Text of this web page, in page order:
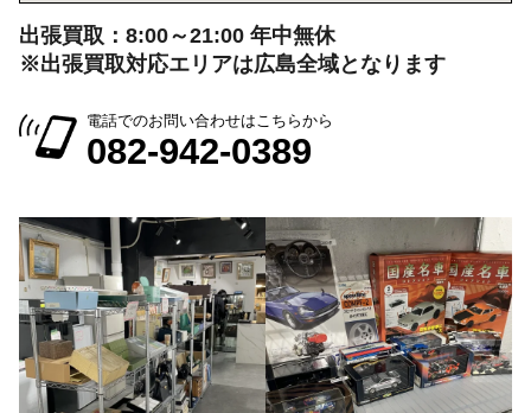
出張買取：8:00～21:00 年中無休
※出張買取対応エリアは広島全域となります
電話でのお問い合わせはこちらから
082-942-0389